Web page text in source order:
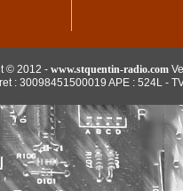
© 2012 - www.stquentin-radio.com
: 30098451500019 APE : 524L -